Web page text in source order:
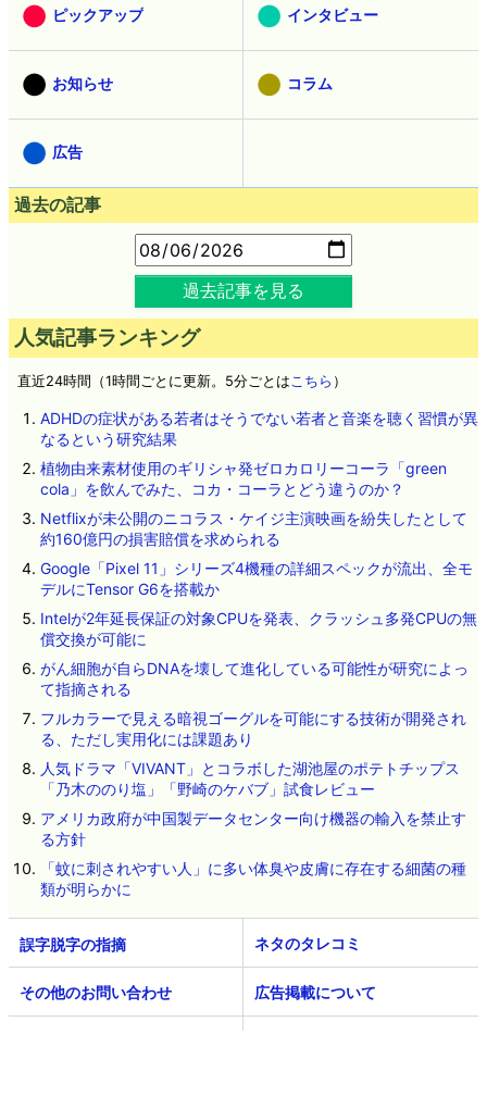
ピックアップ インタビュー
お知らせ コラム
広告
過去の記事
過去記事を見る
人気記事ランキング
直近24時間（1時間ごとに更新。5分ごとは こちら ）
ADHDの症状がある若者はそうでない若者と音楽を聴く習慣が異
なるという研究結果
植物由来素材使用のギリシャ発ゼロカロリーコーラ「green
cola」を飲んでみた、コカ・コーラとどう違うのか？
Netflixが未公開のニコラス・ケイジ主演映画を紛失したとして
約160億円の損害賠償を求められる
Google「Pixel 11」シリーズ4機種の詳細スペックが流出、全モ
デルにTensor G6を搭載か
Intelが2年延長保証の対象CPUを発表、クラッシュ多発CPUの無
償交換が可能に
がん細胞が自らDNAを壊して進化している可能性が研究によっ
て指摘される
フルカラーで見える暗視ゴーグルを可能にする技術が開発され
る、ただし実用化には課題あり
人気ドラマ「VIVANT」とコラボした湖池屋のポテトチップス
「乃木ののり塩」「野崎のケバブ」試食レビュー
アメリカ政府が中国製データセンター向け機器の輸入を禁止す
る方針
「蚊に刺されやすい人」に多い体臭や皮膚に存在する細菌の種
類が明らかに
ネタのタレコミ
その他のお問い合わせ 広告掲載について